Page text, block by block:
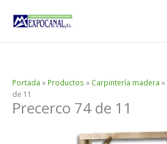
Portada » Productos » Carpintería madera »
de 11
Precerco 74 de 11